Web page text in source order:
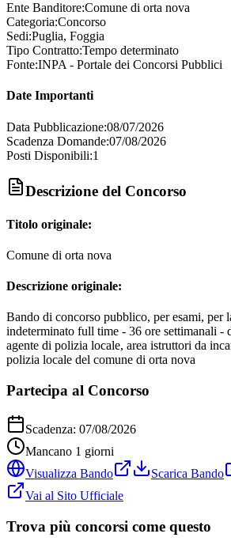
Ente Banditore:Comune di orta nova
Categoria:Concorso
Sedi:Puglia, Foggia
Tipo Contratto:Tempo determinato
Fonte:INPA - Portale dei Concorsi Pubblici
Date Importanti
Data Pubblicazione:08/07/2026
Scadenza Domande:07/08/2026
Posti Disponibili:1
Descrizione del Concorso
Titolo originale:
Comune di orta nova
Descrizione originale:
Bando di concorso pubblico, per esami, per
indeterminato full time - 36 ore settimanali -
agente di polizia locale, area istruttori da
polizia locale del comune di orta nova
Partecipa al Concorso
Scadenza: 07/08/2026
Mancano 1 giorni
Visualizza Bando
Scarica Bando
Vai al Sito Ufficiale
Trova più concorsi come questo